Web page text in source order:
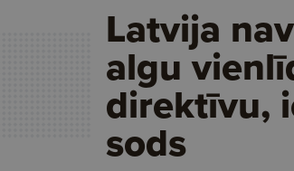
Latvija
algu
direktīvu,
sods